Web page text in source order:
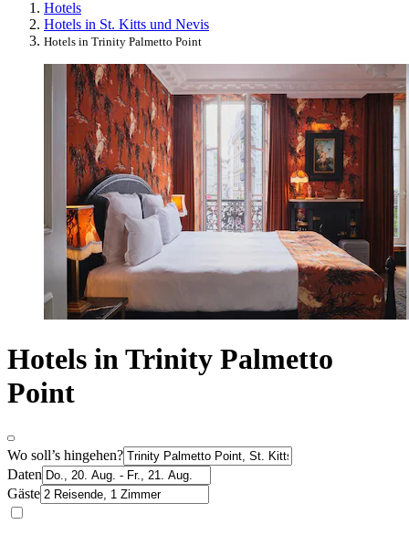
Hotels
Hotels in St. Kitts und Nevis
Hotels in Trinity Palmetto Point
Hotels in Trinity Palmetto
Point
Wo soll’s hingehen?
Daten
Gäste